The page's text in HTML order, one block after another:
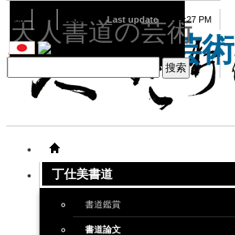
天人書道の芸術
丁仕美書道
書道鑑賞
書道論文
08 07 2026 Last update 08:15:27 PM
天人書道の芸術